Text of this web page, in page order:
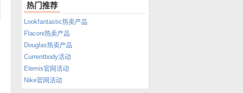
热门推荐
Lookfantastic热卖产品
Flaconi热卖产品
Douglas热卖产品
Currentbody活动
Elemis官网活动
Nike官网活动